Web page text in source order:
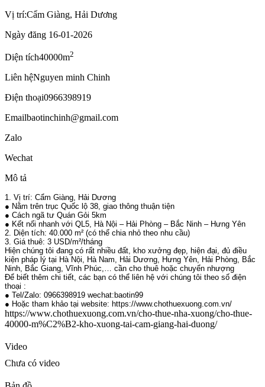
Vị trí:Cẩm Giàng, Hải Dương
Ngày đăng 16-01-2026
Diện tích40000m2
Liên hệNguyen minh Chinh
Điện thoại0966398919
Emailbaotinchinh@gmail.com
Zalo
Wechat
Mô tả
1. Vị trí: Cẩm Giàng, Hải Dương
● Nằm trên trục Quốc lộ 38, giao thông thuận tiện
● Cách ngã tư Quán Gỏi 5km
● Kết nối nhanh với QL5, Hà Nội – Hải Phòng – Bắc Ninh – Hưng Yên
2. Diện tích: 40.000 m² (có thể chia nhỏ theo nhu cầu)
3. Giá thuê: 3 USD/m²/tháng
Hiện chúng tôi đang có rất nhiều đất, kho xưởng đẹp, hiện đại, đủ điều
kiện pháp lý tại Hà Nội, Hà Nam, Hải Dương, Hưng Yên, Hải Phòng, Bắc
Ninh, Bắc Giang, Vĩnh Phúc,… cần cho thuê hoặc chuyển nhượng
Để biết thêm chi tiết, các bạn có thể liên hệ với chúng tôi theo số điện
thoại :
● Tel/Zalo: 0966398919 wechat:baotin99
● Hoặc tham khảo tại website: https://www.chothuexuong.com.vn/
https://www.chothuexuong.com.vn/cho-thue-nha-xuong/cho-thue-
40000-m%C2%B2-kho-xuong-tai-cam-giang-hai-duong/
Video
Chưa có video